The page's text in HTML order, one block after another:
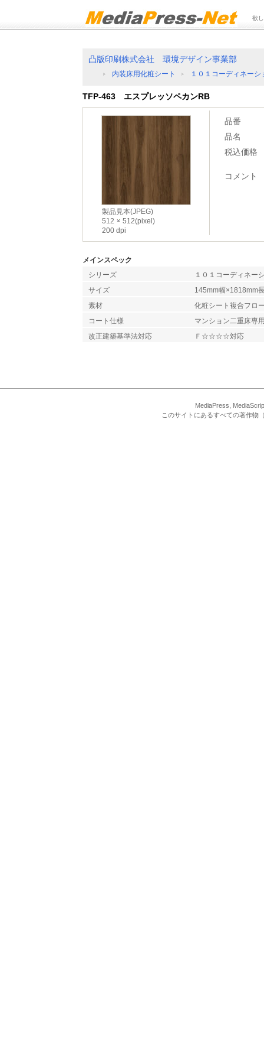
欲
凸版印刷株式会社 環境デザイン事業部
内装床用化粧シート １０１コーディネー
TFP-463 エスプレッソペカンRB
製品見本(JPEG)
512
512(pixel)
200 dpi
品番
品名
税込価格
コメント
メインスペック
シリーズ
１０１コーディネー
サイズ
145mm幅×1818mm
素材
化粧シート複合フロ
コート仕様
マンション二重床専
改正建築基準法対応
Ｆ☆☆☆☆対応
MediaPress,
このサイトにあるすべての著作物